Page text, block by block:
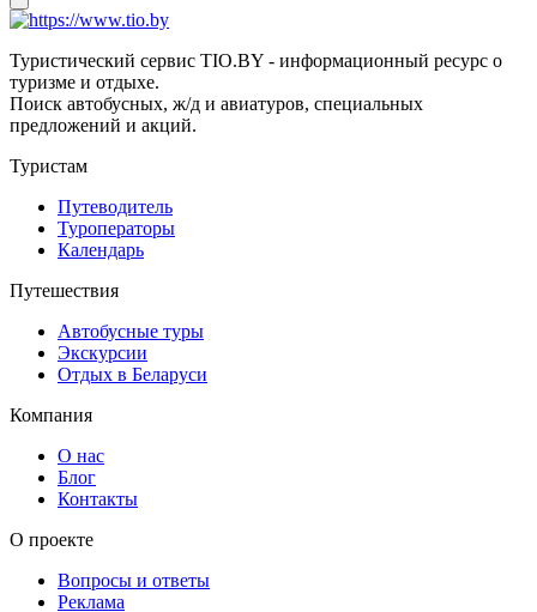
Туристический сервис TIO.BY - информационный ресурс о
туризме и отдыхе.
Поиск автобусных, ж/д и авиатуров, специальных
предложений и акций.
Туристам
Путеводитель
Туроператоры
Календарь
Путешествия
Автобусные туры
Экскурсии
Отдых в Беларуси
Компания
О нас
Блог
Контакты
О проекте
Вопросы и ответы
Реклама